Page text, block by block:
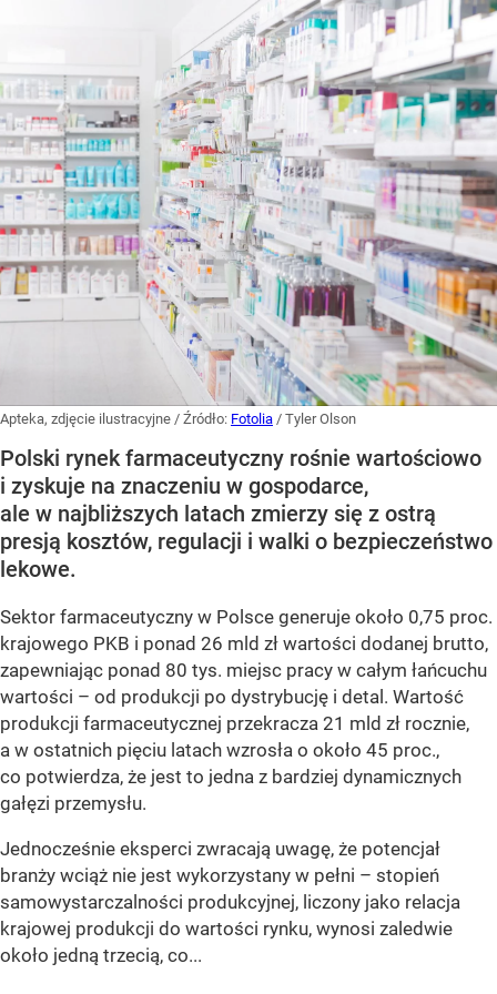
Apteka, zdjęcie ilustracyjne / Źródło: Fotolia / Tyler Olson
Polski rynek farmaceutyczny rośnie wartościowo
i zyskuje na znaczeniu w gospodarce,
ale w najbliższych latach zmierzy się z ostrą
presją kosztów, regulacji i walki o bezpieczeństwo
lekowe.
Sektor farmaceutyczny w Polsce generuje około 0,75 proc.
krajowego PKB i ponad 26 mld zł wartości dodanej brutto,
zapewniając ponad 80 tys. miejsc pracy w całym łańcuchu
wartości – od produkcji po dystrybucję i detal. Wartość
produkcji farmaceutycznej przekracza 21 mld zł rocznie,
a w ostatnich pięciu latach wzrosła o około 45 proc.,
co potwierdza, że jest to jedna z bardziej dynamicznych
gałęzi przemysłu.
Jednocześnie eksperci zwracają uwagę, że potencjał
branży wciąż nie jest wykorzystany w pełni – stopień
samowystarczalności produkcyjnej, liczony jako relacja
krajowej produkcji do wartości rynku, wynosi zaledwie
około jedną trzecią, co...